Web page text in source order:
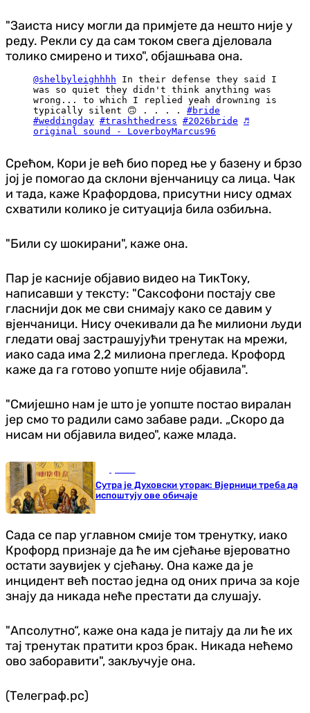
"Заиста нису могли да примјете да нешто није у
реду. Рекли су да сам током свега дјеловала
толико смирено и тихо", објашњава она.
@shelbyleighhhh In their defense they said I
was so quiet they didn't think anything was
wrong... to which I replied yeah drowning is
typically silent 🙃 . . . . #bride
#weddingday #trashthedress #2026bride ♬
original sound - LoverboyMarcus96
Срећом, Кори је већ био поред ње у базену и брзо
јој је помогао да склони вјенчаницу са лица. Чак
и тада, каже Крафордова, присутни нису одмах
схватили колико је ситуација била озбиљна.
"Били су шокирани", каже она.
Пар је касније објавио видео на ТикТоку,
написавши у тексту: "Саксофони постају све
гласнији док ме сви снимају како се давим у
вјенчаници. Нису очекивали да ће милиони људи
гледати овај застрашујући тренутак на мрежи,
иако сада има 2,2 милиона прегледа. Крофорд
каже да га готово уопште није објавила".
"Смијешно нам је што је уопште постао виралан
јер смо то радили само забаве ради. „Скоро да
нисам ни објавила видео", каже млада.
Сутра је Духовски уторак: Вјерници треба да
испоштују ове обичаје
Сада се пар углавном смије том тренутку, иако
Крофорд признаје да ће им сјећање вјероватно
остати заувијек у сјећању. Она каже да је
инцидент већ постао једна од оних прича за које
знају да никада неће престати да слушају.
"Апсолутно“, каже она када је питају да ли ће их
тај тренутак пратити кроз брак. Никада нећемо
ово заборавити", закључује она.
(Телеграф.рс)